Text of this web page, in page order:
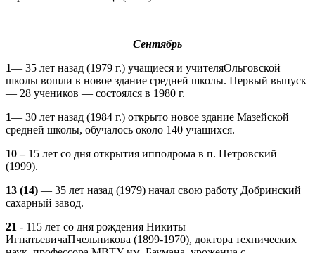
Сентябрь
1— 35 лет назад (1979 г.) учащиеся и учителяОльговской
школы вошли в новое здание средней школы. Первый выпуск
— 28 учеников — состоялся в 1980 г.
1— 30 лет назад (1984 г.) открыто новое здание Мазейской
средней школы, обучалось около 140 учащихся.
10 – 15 лет со дня открытия ипподрома в п. Петровский
(1999).
13 (14) — 35 лет назад (1979) начал свою работу Добринский
сахарный завод.
21 - 115 лет со дня рождения Никиты
ИгнатьевичаПчельникова (1899-1970), доктора технических